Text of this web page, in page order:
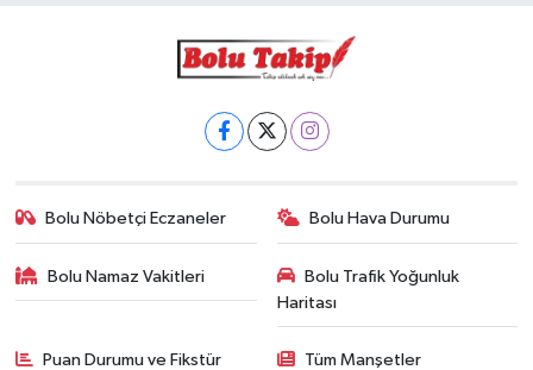
Bolu Nöbetçi Eczaneler Bolu Hava Durumu
Bolu Namaz Vakitleri
Bolu Trafik Yoğunluk
Haritası
Puan Durumu ve Fikstür Tüm Manşetler